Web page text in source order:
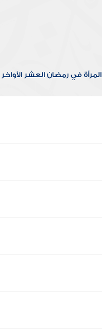
المرأة في رمضان العشر الأواخر